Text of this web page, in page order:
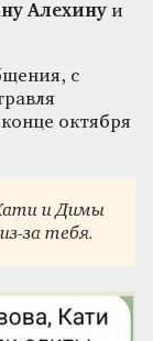
Алехину и
с
октября
и Димы
за тебя.